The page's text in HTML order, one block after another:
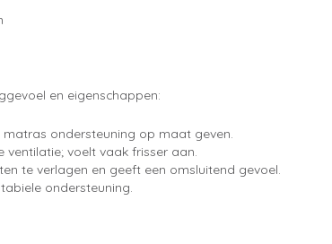
en eigenschappen:
matras ondersteuning op maat geven.
voelt vaak frisser aan.
te verlagen en geeft een omsluitend gevoel.
ondersteuning.